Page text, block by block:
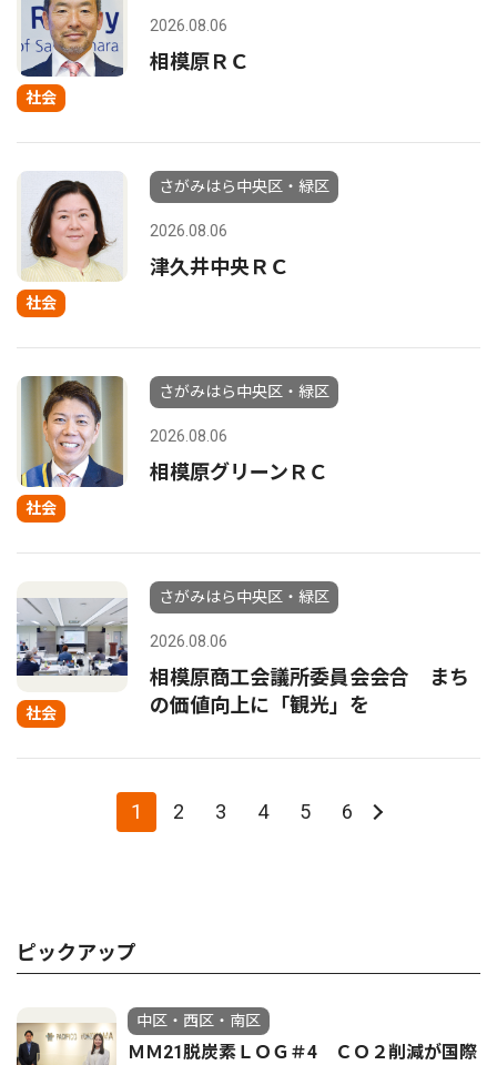
社会
2026.08.06
相模原ＲＣ
社会
さがみはら中央区・緑区
2026.08.06
津久井中央ＲＣ
社会
さがみはら中央区・緑区
2026.08.06
相模原グリーンＲＣ
社会
さがみはら中央区・緑区
2026.08.06
相模原商工会議所委員会会合 まち
の価値向上に「観光」を
1 2 3 4 5 6
ピックアップ
中区・西区・南区
ＭＭ21脱炭素ＬＯＧ＃4 ＣＯ２削減が国際